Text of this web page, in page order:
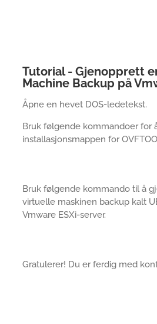
Tutorial - Gjenopprett
Machine Backup på
Åpne en hevet DOS-ledetekst.
Bruk følgende kommandoer for
installasjonsmappen for
Bruk følgende kommando til å
virtuelle maskinen backup kalt
Vmware ESXi-server.
Gratulerer! Du er ferdig med